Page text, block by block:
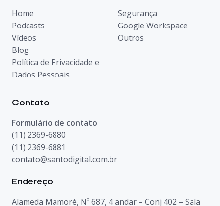
Home
Podcasts
Vídeos
Blog
Política de Privacidade e
Dados Pessoais
Segurança
Google Workspace
Outros
Contato
Formulário de contato
(11) 2369-6880
(11) 2369-6881
contato@santodigital.com.br
Endereço
Alameda Mamoré, Nº 687, 4 andar – Conj 402 – Sala